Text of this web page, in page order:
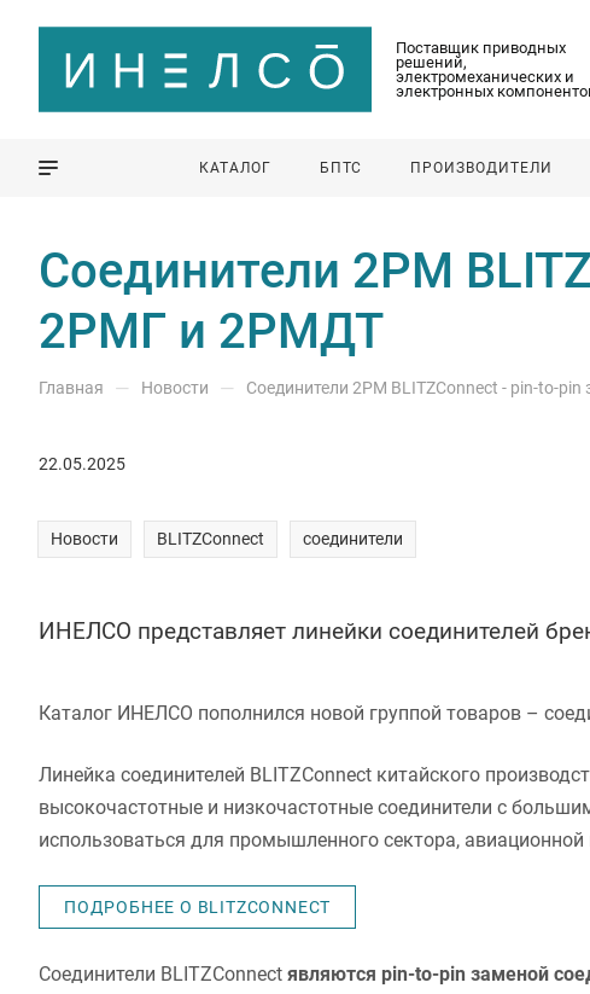
Поставщик приводных
решений,
электромеханических и
электронных
КАТАЛОГ БПТС ПРОИЗВОДИТЕЛИ
Cоединители 2PM
2РМГ и 2РМДТ
Главная — Новости — Cоединители 2PM BLITZConnect - pin-to-
22.05.2025
Новости BLITZConnect соединители
ИНЕЛСО представляет линейки соединителей
Каталог ИНЕЛСО пополнился новой группой товаров –
Линейка соединителей BLITZConnect китайского
высокочастотные и низкочастотные соединители с
использоваться для промышленного сектора,
ПОДРОБНЕЕ О BLITZCONNECT
Соединители BLITZConnect являются pin-to-pin заменой